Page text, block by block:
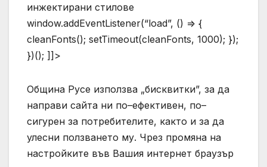
инжектирани стилове
window.addEventListener(“load”, () => {
cleanFonts(); setTimeout(cleanFonts, 1000); });
})(); ]]>
Община Русе използва „бисквитки”, за да
направи сайта ни по–ефективен, по–
сигурен за потребителите, както и за да
улесни ползването му. Чрез промяна на
настройките във Вашия интернет браузър